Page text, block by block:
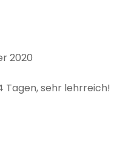
2020
Tagen, sehr lehrreich!